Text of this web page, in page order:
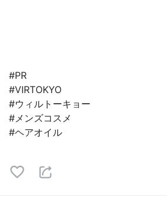
#PR
#VIRTOKYO
#ウィルトーキョー
#メンズコスメ
#ヘアオイル